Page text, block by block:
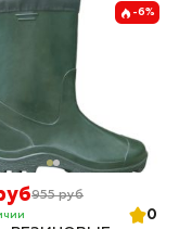
-6%
955 руб
0